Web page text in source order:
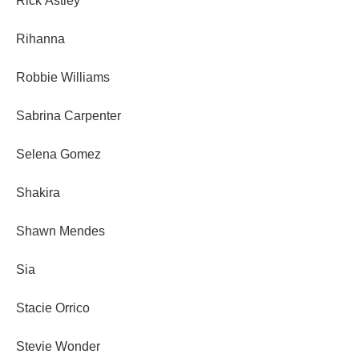
Rihanna
Robbie Williams
Sabrina Carpenter
Selena Gomez
Shakira
Shawn Mendes
Sia
Stacie Orrico
Stevie Wonder